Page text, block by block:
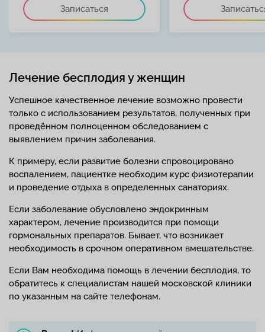
Записаться
Лечение бесплодия у женщин
Успешное качественное лечение возможно провести
только с использованием результатов, полученных при
проведённом полноценном обследованием с
выявлением причин заболевания.
К примеру, если развитие болезни спровоцировано
воспалением, пациентке необходим курс физиотерапии
и проведение отдыха в определенных санаториях.
Если заболевание обусловлено эндокринным
характером, лечение производится при помощи
гормональных препаратов. Бывает, что возникает
необходимость в срочном оперативном вмешательстве.
Если Вам необходима помощь в лечении бесплодия, то
обратитесь к специалистам нашей московской клиники
по указанным на сайте телефонам.